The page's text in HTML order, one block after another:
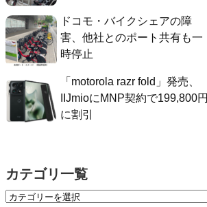
ドコモ・バイクシェアの障
害、他社とのポート共有も一
時停止
「motorola razr fold」発売、
IIJmioにMNP契約で199,800円
に割引
カテゴリ一覧